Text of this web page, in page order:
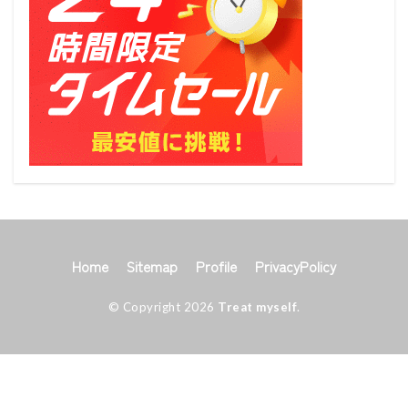
Home Sitemap Profile PrivacyPolicy
© Copyright 2026 Treat myself.